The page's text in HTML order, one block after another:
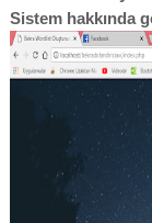
Sistem hakkında